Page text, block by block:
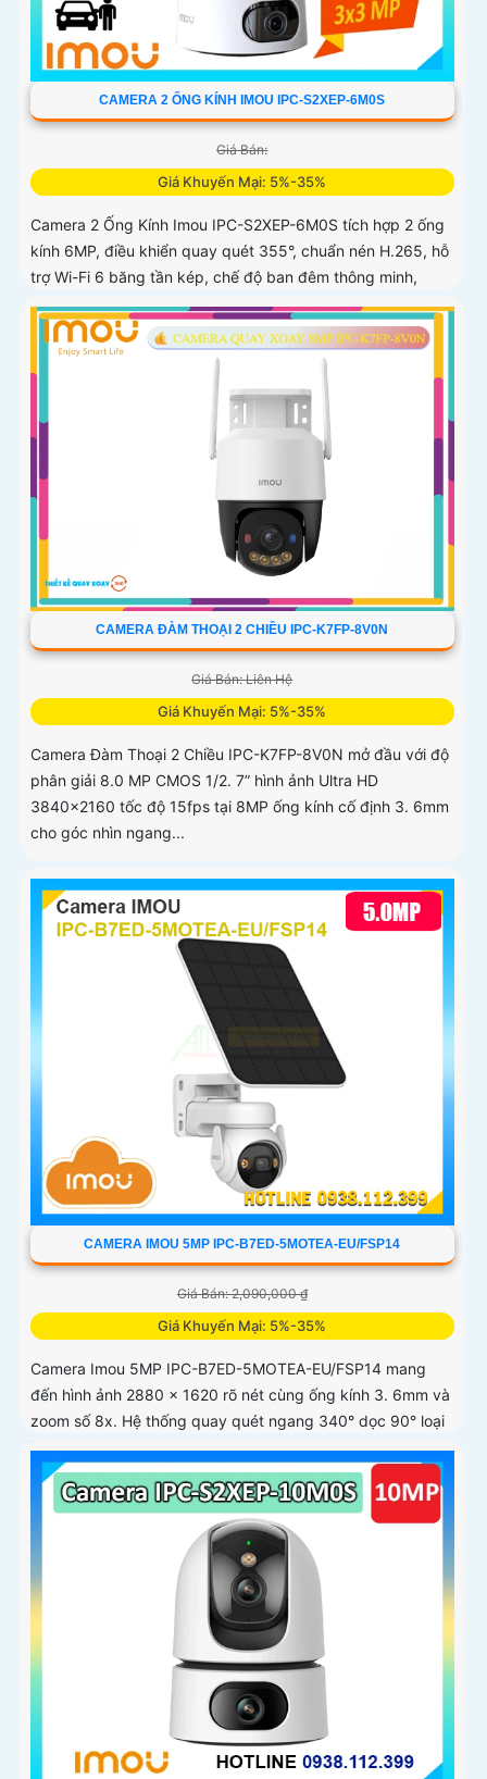
CAMERA 2 ỐNG KÍNH IMOU IPC-S2XEP-6M0S
Giá Bán:
Giá Khuyến Mại: 5%-35%
Camera 2 Ống Kính Imou IPC-S2XEP-6M0S tích hợp 2 ống
kính 6MP, điều khiển quay quét 355°, chuẩn nén H.265, hỗ
trợ Wi-Fi 6 băng tần kép, chế độ ban đêm thông minh,
phát hiện người, thú cưng, âm thanh bất thường và cảnh
báo bằng còi và đèn tùy chỉnh, lưu trữ đến 512GB
CAMERA ĐÀM THOẠI 2 CHIỀU IPC-K7FP-8V0N
Giá Bán: Liên Hệ
Giá Khuyến Mại: 5%-35%
Camera Đàm Thoại 2 Chiều IPC-K7FP-8V0N mở đầu với độ
phân giải 8.0 MP CMOS 1/2. 7” hình ảnh Ultra HD
3840×2160 tốc độ 15fps tại 8MP ống kính cố định 3. 6mm
cho góc nhìn ngang...
CAMERA IMOU 5MP IPC-B7ED-5MOTEA-EU/FSP14
Giá Bán: 2,090,000 ₫
Giá Khuyến Mại: 5%-35%
Camera Imou 5MP IPC-B7ED-5MOTEA-EU/FSP14 mang
đến hình ảnh 2880 x 1620 rõ nét cùng ống kính 3. 6mm và
zoom số 8x. Hệ thống quay quét ngang 340° dọc 90° loại
bỏ điểm mù